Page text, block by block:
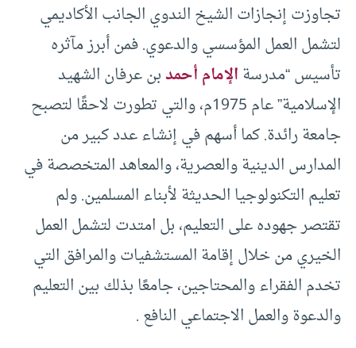
تجاوزت إنجازات الشيخ الندوي الجانب الأكاديمي
لتشمل العمل المؤسسي والدعوي. فمن أبرز مآثره
تأسيس “مدرسةالإمام أحمدبن عرفان الشهيد
الإسلامية” عام 1975م، والتي تطورت لاحقًا لتصبح
جامعة رائدة. كما أسهم في إنشاء عدد كبير من
المدارس الدينية والعصرية، والمعاهد المتخصصة في
تعليم التكنولوجيا الحديثة لأبناء المسلمين. ولم
تقتصر جهوده على التعليم، بل امتدت لتشمل العمل
الخيري من خلال إقامة المستشفيات والمرافق التي
تخدم الفقراء والمحتاجين، جامعًا بذلك بين التعليم
والدعوة والعمل الاجتماعي النافع .